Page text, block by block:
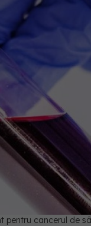
pentru cancerul de